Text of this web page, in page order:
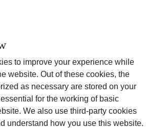
to improve your experience while
website. Out of these cookies, the
as necessary are stored on your
for the working of basic
We also use third-party cookies
understand how you use this website.